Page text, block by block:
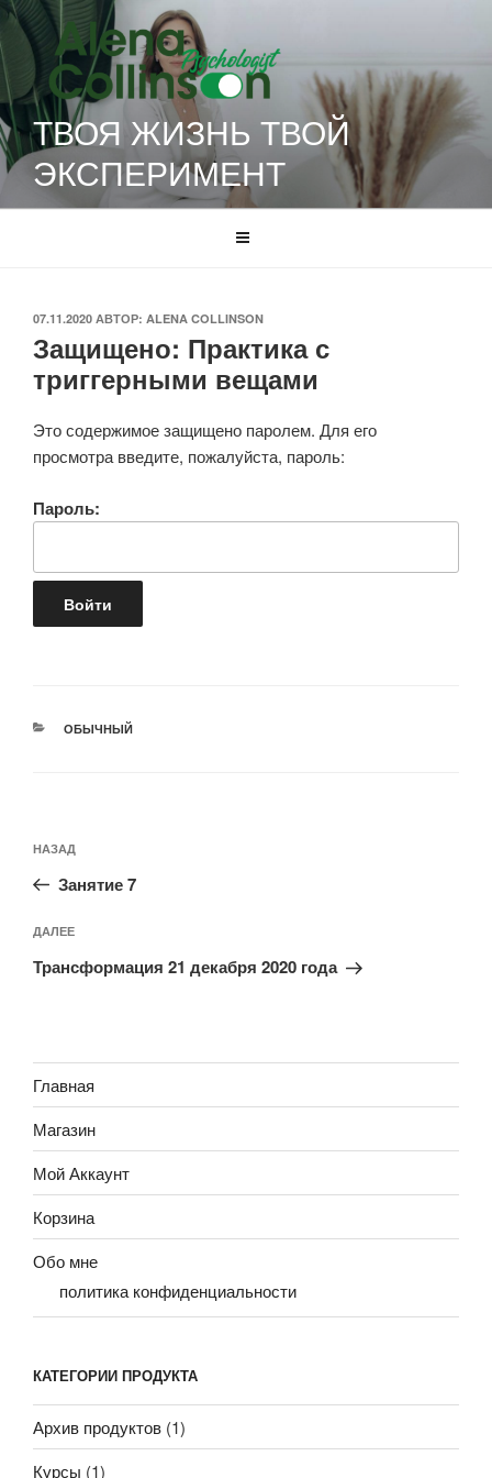
Перейти
к
содержимому
ТВОЯ ЖИЗНЬ ТВОЙ
ЭКСПЕРИМЕНТ
ОПУБЛИКОВАНО
07.11.2020 АВТОР: ALENA COLLINSON
Защищено: Практика с
триггерными вещами
Это содержимое защищено паролем. Для его
просмотра введите, пожалуйста, пароль:
Пароль:
РУБРИКИ
ОБЫЧНЫЙ
по
записям
Предыдущая
запись:
НАЗАД
Занятие 7
Следующая
запись
ДАЛЕЕ
Трансформация 21 декабря 2020 года
Главная
Магазин
Мой Аккаунт
Корзина
Обо мне
политика конфиденциальности
КАТЕГОРИИ ПРОДУКТА
Архив продуктов (1)
Курсы (1)